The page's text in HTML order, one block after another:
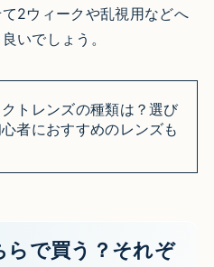
2ウィークや乱視用などへ
いでしょう。
トレンズの種類は？選び
者におすすめのレンズも
らで買う？それぞ